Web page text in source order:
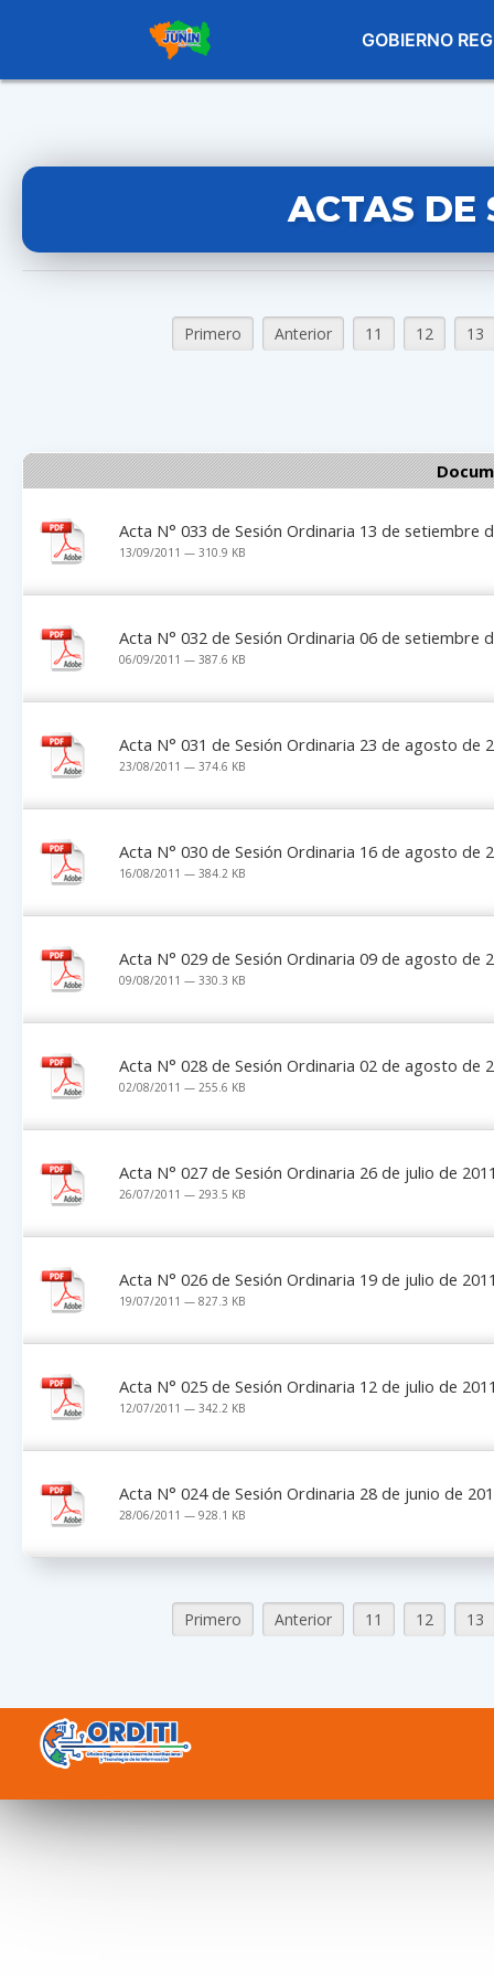
GOBIERNO
ACTAS DE
Primero Anterior 11 12 13
Acta N° 033 de Sesión Ordinaria 13 de setiembre
13/09/2011 — 310.9 KB
Acta N° 032 de Sesión Ordinaria 06 de setiembre
06/09/2011 — 387.6 KB
Acta N° 031 de Sesión Ordinaria 23 de agosto de
23/08/2011 — 374.6 KB
Acta N° 030 de Sesión Ordinaria 16 de agosto de
16/08/2011 — 384.2 KB
Acta N° 029 de Sesión Ordinaria 09 de agosto de
09/08/2011 — 330.3 KB
Acta N° 028 de Sesión Ordinaria 02 de agosto de
02/08/2011 — 255.6 KB
Acta N° 027 de Sesión Ordinaria 26 de julio de
26/07/2011 — 293.5 KB
Acta N° 026 de Sesión Ordinaria 19 de julio de
19/07/2011 — 827.3 KB
Acta N° 025 de Sesión Ordinaria 12 de julio de
12/07/2011 — 342.2 KB
Acta N° 024 de Sesión Ordinaria 28 de junio de
28/06/2011 — 928.1 KB
Primero Anterior 11 12 13